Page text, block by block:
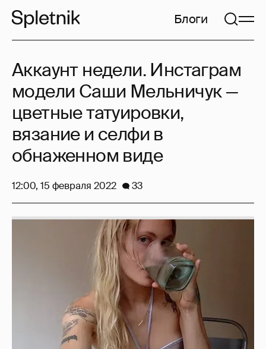
Блоги
Аккаунт недели. Инстаграм
модели Саши Мельничук —
цветные татуировки,
вязание и селфи в
обнаженном виде
12:00, 15 февраля 2022 33